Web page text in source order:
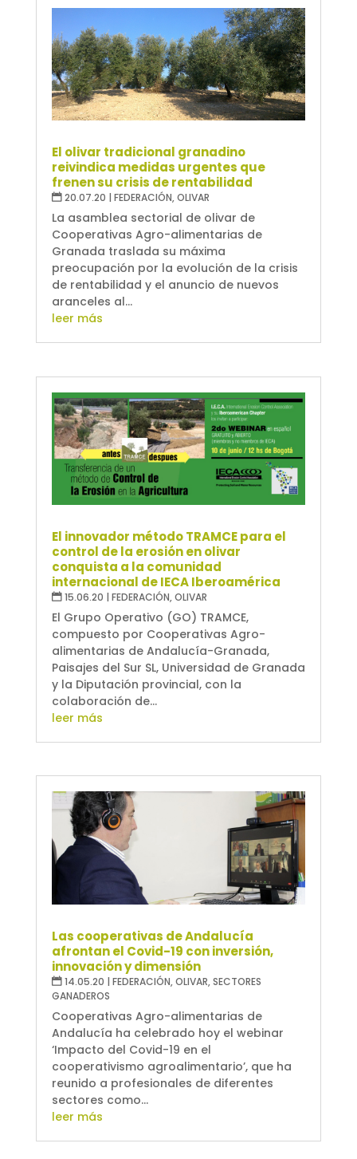
El olivar tradicional granadino
reivindica medidas urgentes que
frenen su crisis de rentabilidad
20.07.20 FEDERACIÓN,OLIVAR
La asamblea sectorial de olivar de
Cooperativas Agro-alimentarias de
Granada traslada su máxima
preocupación por la evolución de la crisis
de rentabilidad y el anuncio de nuevos
aranceles al...
leer más
El innovador método TRAMCE para el
control de la erosión en olivar
conquista a la comunidad
internacional de IECA Iberoamérica
15.06.20 | FEDERACIÓN,OLIVAR
El Grupo Operativo (GO) TRAMCE,
compuesto por Cooperativas Agro-
alimentarias de Andalucía-Granada,
Paisajes del Sur SL, Universidad de Granada
y la Diputación provincial, con la
colaboración de...
leer más
Las cooperativas de Andalucía
afrontan el Covid-19 con inversión,
innovación y dimensión
14.05.20 | FEDERACIÓN,OLIVAR,SECTORES
GANADEROS
Cooperativas Agro-alimentarias de
Andalucía ha celebrado hoy el webinar
‘Impacto del Covid-19 en el
cooperativismo agroalimentario’, que ha
reunido a profesionales de diferentes
sectores como...
leer más